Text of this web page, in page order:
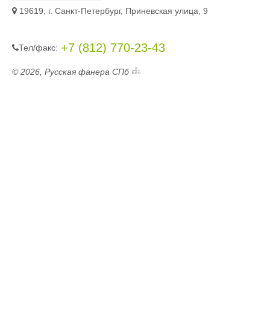
19619, г. Санкт-Петербург, Приневская улица, 9
Тел/фaкc: +7 (812) 770-23-43
© 2026, Русская фанера СПб